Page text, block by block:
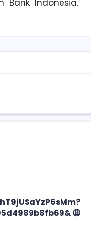
Bank Indonesia.
😩